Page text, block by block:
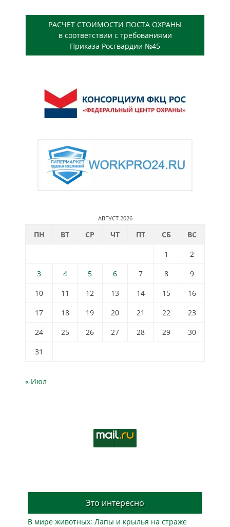
РАСЧЕТ СТОИМОСТИ ПОСТА ОХРАНЫ
в соответствии с требованиями
Приказа Росгвардии №45
АВГУСТ 2026
ПН ВТ СР ЧТ ПТ СБ
ВС
1
2
3
4 5 6 7 8
9
10
11 12 13 14 15
16
17
18 19 20 21 22
23
24
25 26 27 28 29
30
31
« Июл
Это интересно
В мире животных: Лапы и крылья на страже